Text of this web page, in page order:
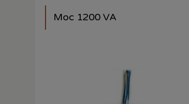
Moc 1200 VA